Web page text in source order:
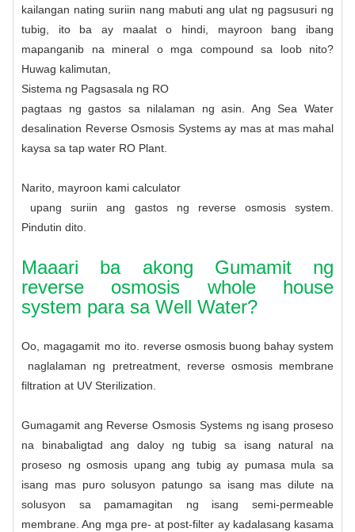
kailangan nating suriin nang mabuti ang ulat ng pagsusuri ng
tubig, ito ba ay maalat o hindi, mayroon bang ibang
mapanganib na mineral o mga compound sa loob nito?
Huwag kalimutan,
Sistema ng Pagsasala ng RO
pagtaas ng gastos sa nilalaman ng asin. Ang Sea Water
desalination Reverse Osmosis Systems ay mas at mas mahal
kaysa sa tap water RO Plant.
Narito, mayroon kami calculator
upang suriin ang gastos ng reverse osmosis system.
Pindutin dito.
Maaari ba akong Gumamit ng
reverse osmosis whole house
system para sa Well Water?
Oo, magagamit mo ito. reverse osmosis buong bahay system
naglalaman ng pretreatment, reverse osmosis membrane
filtration at UV Sterilization.
Gumagamit ang Reverse Osmosis Systems ng isang proseso
na binabaligtad ang daloy ng tubig sa isang natural na
proseso ng osmosis upang ang tubig ay pumasa mula sa
isang mas puro solusyon patungo sa isang mas dilute na
solusyon sa pamamagitan ng isang semi-permeable
membrane. Ang mga pre- at post-filter ay kadalasang kasama